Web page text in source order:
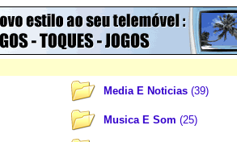
Media E Noticias (39)
Musica E Som (25)